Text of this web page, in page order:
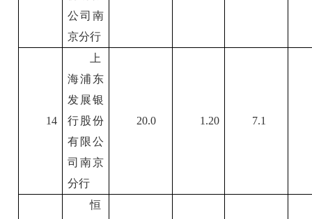
公司南
京分行
14
上
海浦东
发展银
行股份
有限公
司南京
分行
20.0 1.20 7.1
恒